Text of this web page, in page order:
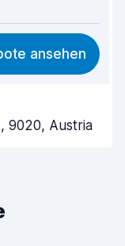
6,6
8,2
ansehen
9020, Austria